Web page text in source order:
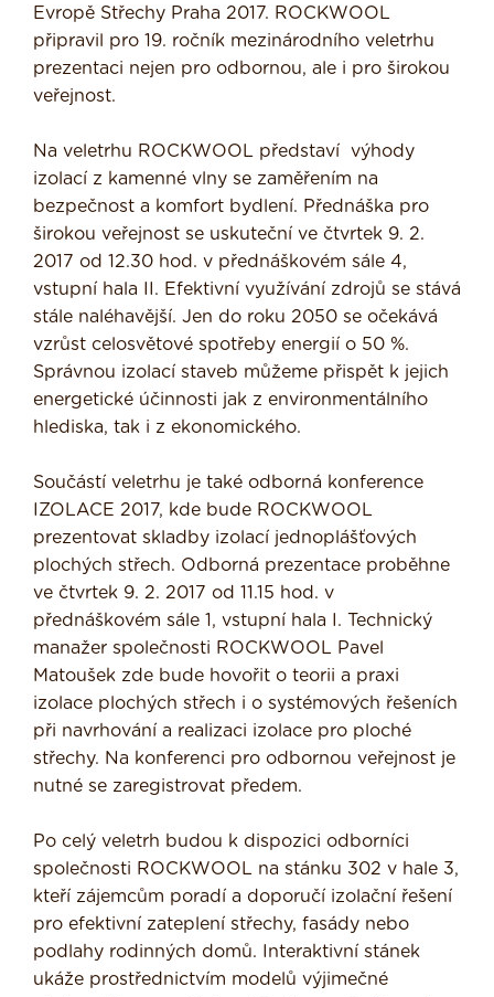
Evropě Střechy Praha 2017. ROCKWOOL
připravil pro 19. ročník mezinárodního veletrhu
prezentaci nejen pro odbornou, ale i pro širokou
veřejnost.
Na veletrhu ROCKWOOL představí výhody
izolací z kamenné vlny se zaměřením na
bezpečnost a komfort bydlení. Přednáška pro
širokou veřejnost se uskuteční ve čtvrtek 9. 2.
2017 od 12.30 hod. v přednáškovém sále 4,
vstupní hala II. Efektivní využívání zdrojů se stává
stále naléhavější. Jen do roku 2050 se očekává
vzrůst celosvětové spotřeby energií o 50 %.
Správnou izolací staveb můžeme přispět k jejich
energetické účinnosti jak z environmentálního
hlediska, tak i z ekonomického.
Součástí veletrhu je také odborná konference
IZOLACE 2017, kde bude ROCKWOOL
prezentovat skladby izolací jednoplášťových
plochých střech. Odborná prezentace proběhne
ve čtvrtek 9. 2. 2017 od 11.15 hod. v
přednáškovém sále 1, vstupní hala I. Technický
manažer společnosti ROCKWOOL Pavel
Matoušek zde bude hovořit o teorii a praxi
izolace plochých střech i o systémových řešeních
při navrhování a realizaci izolace pro ploché
střechy. Na konferenci pro odbornou veřejnost je
nutné se zaregistrovat předem.
Po celý veletrh budou k dispozici odborníci
společnosti ROCKWOOL na stánku 302 v hale 3,
kteří zájemcům poradí a doporučí izolační řešení
pro efektivní zateplení střechy, fasády nebo
podlahy rodinných domů. Interaktivní stánek
ukáže prostřednictvím modelů výjimečné